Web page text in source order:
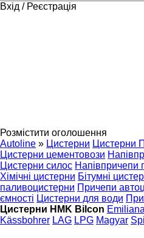
Вхід / Реєстрація
Розмістити оголошення
Autoline » Цистерни Цистерни
Цистерни цементовози
Цистерни силос Напівпричепи
Хімічні цистерни Бітумні
паливоцистерни Причепи
ємності Цистерни для води
Цистерни HMK Bilcon
Kässbohrer LAG LPG Magyar